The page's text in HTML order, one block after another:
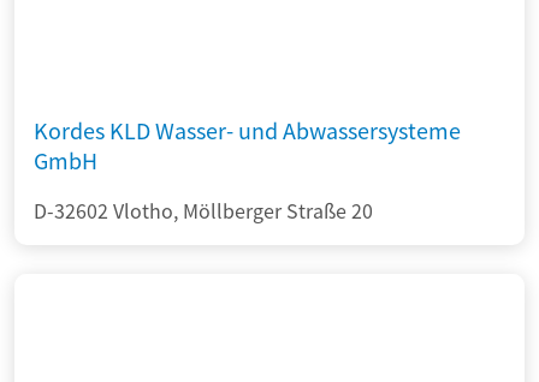
Kordes KLD Wasser- und Abwassersysteme
GmbH
D-32602 Vlotho, Möllberger Straße 20